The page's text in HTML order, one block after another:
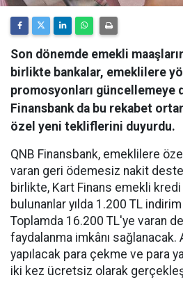
Son dönemde emekli
birlikte bankalar, emeklilere
promosyonları güncellemeye
Finansbank da bu rekabet
özel yeni tekliflerini duyurdu.
QNB Finansbank, emeklilere
varan geri ödemesiz nakit
birlikte, Kart Finans emekli
bulunanlar yılda 1.200 TL
Toplamda 16.200 TL'ye varan
faydalanma imkânı sağlanacak.
yapılacak para çekme ve para
iki kez ücretsiz olarak